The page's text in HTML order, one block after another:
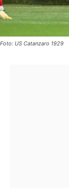
Foto: US Catanzaro 1929